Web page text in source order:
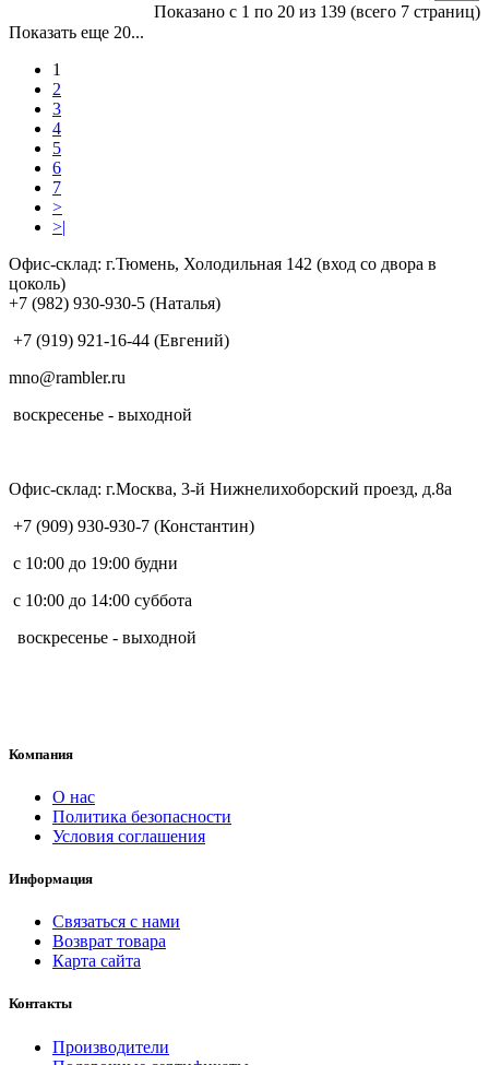
Показано с 1 по 20 из 139 (всего 7 страниц)
Показать еще 20...
1
2
3
4
5
6
7
>
>|
Офис-склад: г.Тюмень, Холодильная 142 (вход со двора в
цоколь)
+7 (982) 930-930-5 (Наталья)
+7 (919) 921-16-44 (Евгений)
mno@rambler.ru
воскресенье - выходной
Офис-склад: г.Москва, 3-й Нижнелихоборский проезд, д.8а
+7 (909) 930-930-7 (Константин)
с 10:00 до 19:00 будни
с 10:00 до 14:00 суббота
воскресенье - выходной
Компания
О нас
Политика безопасности
Условия соглашения
Информация
Связаться с нами
Возврат товара
Карта сайта
Контакты
Производители